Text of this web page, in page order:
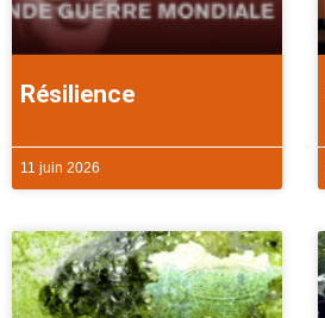
Résilience
11 juin 2026